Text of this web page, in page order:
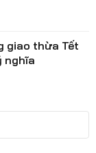
giao thừa Tết
nghĩa